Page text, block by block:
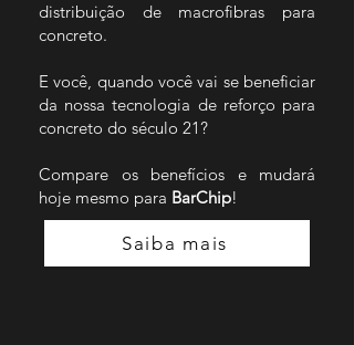
distribuição de macrofibras para
concreto.
E você, quando você vai se beneficiar
da nossa tecnologia de reforço para
concreto do século 21?
Compare os benefícios e mudará
hoje mesmo para BarChip!
Saiba mais